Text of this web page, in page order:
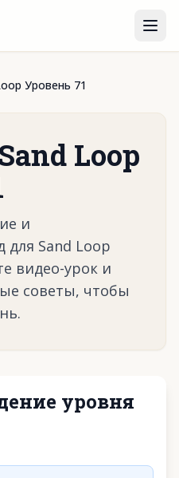
Уровень 71
Loop
и
для Sand Loop
видео-урок и
советы, чтобы
уровня